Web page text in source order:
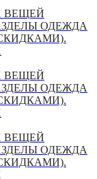
ВЕЩЕЙ
ОДЕЖДА
ВЕЩЕЙ
ОДЕЖДА
ВЕЩЕЙ
ОДЕЖДА